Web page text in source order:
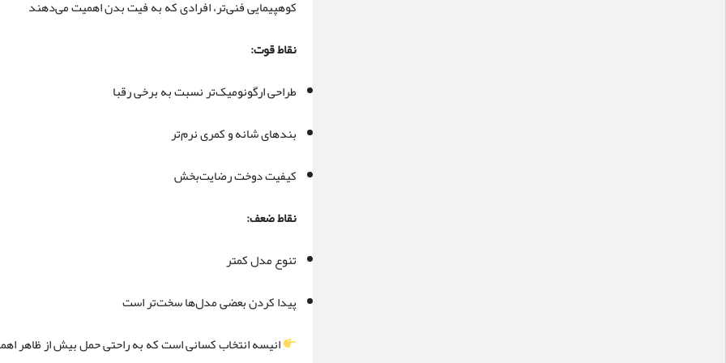
کوهپیمایی فنی‌تر، افرادی که به فیت بدن اهمیت می‌دهند
نقاط قوت:
طراحی ارگونومیک‌تر نسبت به برخی رقبا
بندهای شانه و کمری نرم‌تر
کیفیت دوخت رضایت‌بخش
نقاط ضعف:
تنوع مدل کمتر
پیدا کردن بعضی مدل‌ها سخت‌تر است
انیسه انتخاب کسانی است که به راحتی حمل بیش از ظاهر